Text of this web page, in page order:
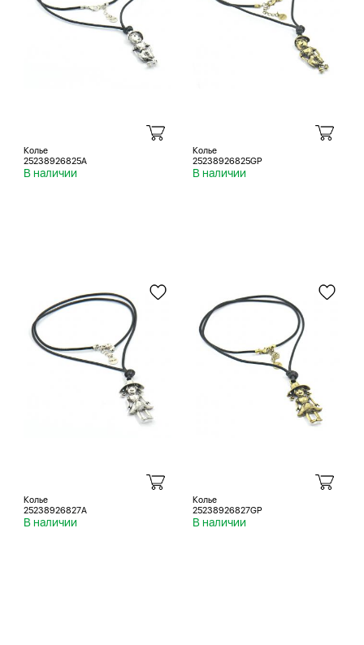
Колье
25238926825A
В наличии
Колье
25238926825GP
В наличии
Колье
25238926827A
В наличии
Колье
25238926827GP
В наличии